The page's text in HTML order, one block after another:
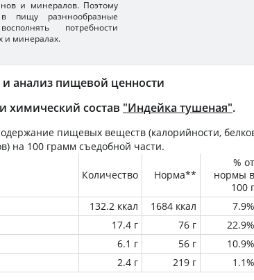
анализ пищевой ценности
химический состав "Индейка тушеная".
пищевых веществ (калорийности,
на 100 грамм съедобной части.
Количество Норма**
% от
нормы в
100 г
132.2 ккал 1684 ккал 7.9%
17.4 г 76 г 22.9%
6.1 г 56 г 10.9%
2.4 г 219 г 1.1%
и минералов. Поэтому
пищу разннообразные
потребности
и минералах.